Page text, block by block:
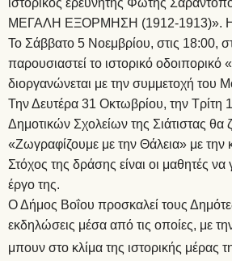
ΜΕΓΑΛΗ ΕΞΟΡΜΗΣΗ (1912-1913)». Η
Το Σάββατο 5 Νοεμβρίου, στις 18:00,
παρουσιαστεί το ιστορικό
διοργανώνεται με την συμμετοχή του
Την Δευτέρα 31 Οκτωβρίου, την Τρίτη
Δημοτικών Σχολείων της Σιάτιστας
«Ζωγραφίζουμε με την Θάλεια» με
Στόχος της δράσης είναι οι μαθητές
έργο της.
Ο Δήμος Βοΐου προσκαλεί τους
εκδηλώσεις μέσα από τις οποίες, με
μπουν στο κλίμα της ιστορικής μέρας